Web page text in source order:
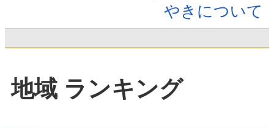
やきについて
地域 ランキング